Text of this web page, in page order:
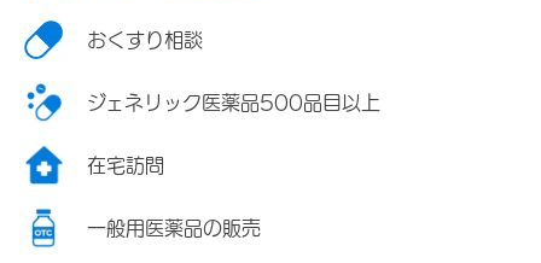
おくすり相談
ジェネリック医薬品500品目以上
在宅訪問
一般用医薬品の販売